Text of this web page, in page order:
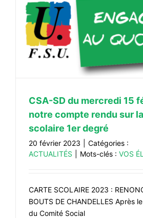
CSA-SD du mercredi 15
notre compte rendu sur
scolaire 1er degré
20 février 2023
Catégories :
ACTUALITÉS
Mots-clés : VOS
CARTE SCOLAIRE 2023 :
BOUTS DE CHANDELLES Après
du Comité Social